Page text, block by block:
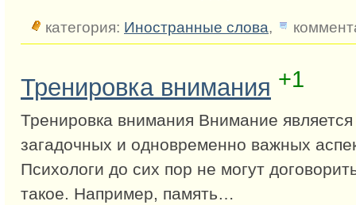
категория: Иностранные слова,
Тренировка внимания +1
Тренировка внимания Внимание
загадочных и одновременно важных
Психологи до сих пор не могут
такое. Например, память…